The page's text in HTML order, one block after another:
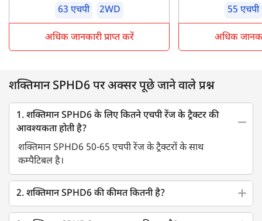
63 एचपी
2WD
अधिक जानकारी प्राप्त करें
55 एचपी
अधिक
शक्तिमान SPHD6 पर अक्सर पूछे जाने वाले प्रश्न
1. शक्तिमान SPHD6 के लिए कितने एचपी रेंज के ट्रैक्टर की
आवश्यकता होती है?
शक्तिमान SPHD6 50-65 एचपी रेंज के ट्रैक्टरों के साथ
कम्पैटिबल है।
2. शक्तिमान SPHD6 की कीमत कितनी है?